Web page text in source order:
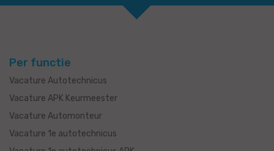
Per functie
Vacature Autotechnicus
Vacature APK Keurmeester
Vacature Automonteur
Vacature 1e autotechnicus